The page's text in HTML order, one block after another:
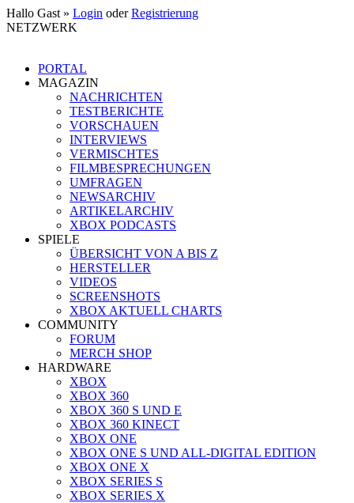
Hallo Gast » Login oderRegistrierung
NETZWERK
PORTAL
MAGAZIN
NACHRICHTEN
TESTBERICHTE
VORSCHAUEN
INTERVIEWS
VERMISCHTES
FILMBESPRECHUNGEN
UMFRAGEN
NEWSARCHIV
ARTIKELARCHIV
XBOX PODCASTS
SPIELE
ÜBERSICHT VON A BIS Z
HERSTELLER
VIDEOS
SCREENSHOTS
XBOX AKTUELL CHARTS
COMMUNITY
FORUM
MERCH SHOP
HARDWARE
XBOX
XBOX 360
XBOX 360 S UND E
XBOX 360 KINECT
XBOX ONE
XBOX ONE S UND ALL-DIGITAL EDITION
XBOX ONE X
XBOX SERIES S
XBOX SERIES X